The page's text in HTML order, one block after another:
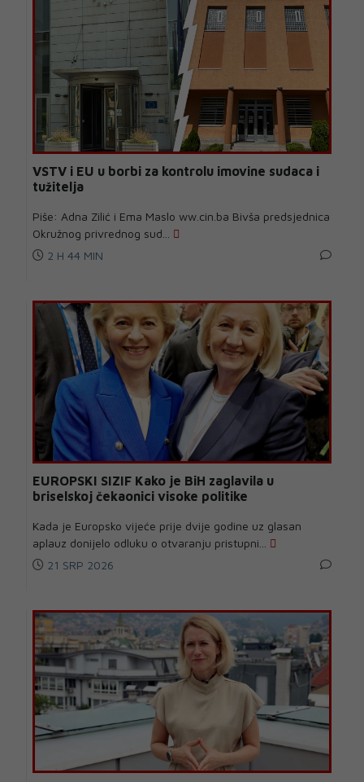
VSTV i EU u borbi za kontrolu imovine sudaca i
tužitelja
Piše: Adna Zilić i Ema Maslo ww.cin.ba Bivša predsjednica
Okružnog privrednog sud...
2 H 44 MIN
EUROPSKI SIZIF Kako je BiH zaglavila u
briselskoj čekaonici visoke politike
Kada je Europsko vijeće prije dvije godine uz glasan
aplauz donijelo odluku o otvaranju pristupni...
21 SRP 2026